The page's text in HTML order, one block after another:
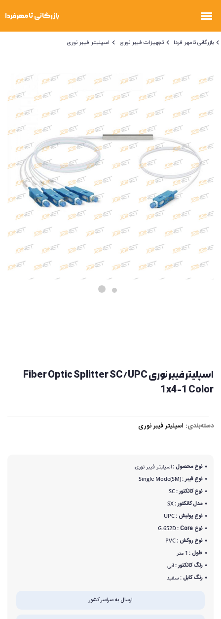
بازرگانی تامهر فردا تجهیزات فیبر نوری اسپلیتر فیبر نوری
اسپلیتر فیبر نوری Fiber Optic Splitter SC/UPC
1x4-1 Color
دسته‌بندی: اسپلیتر فیبر نوری
نوع محصول :اسپلیتر فیبر نوری
نوع فیبر :Single Mode(SM)
نوع کانکتور :SC
مدل کانکتور :SX
نوع پولیش :UPC
نوع Core :
G.652D
نوع روکش :PVC
طول :1 متر
رنگ کانکتور :آبی
رنگ کابل :سفید
ارسال به سراسر کشور